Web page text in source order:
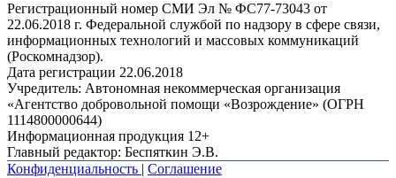
Регистрационный номер СМИ Эл № ФС77-73043 от
22.06.2018 г. Федеральной службой по надзору в сфере связи,
информационных технологий и массовых коммуникаций
(Роскомнадзор).
Дата регистрации 22.06.2018
Учредитель: Автономная некоммерческая организация
«Агентство добровольной помощи «Возрождение» (ОГРН
1114800000644)
Информационная продукция 12+
Главный редактор: Беспяткин Э.В.
Конфиденциальность | Соглашение